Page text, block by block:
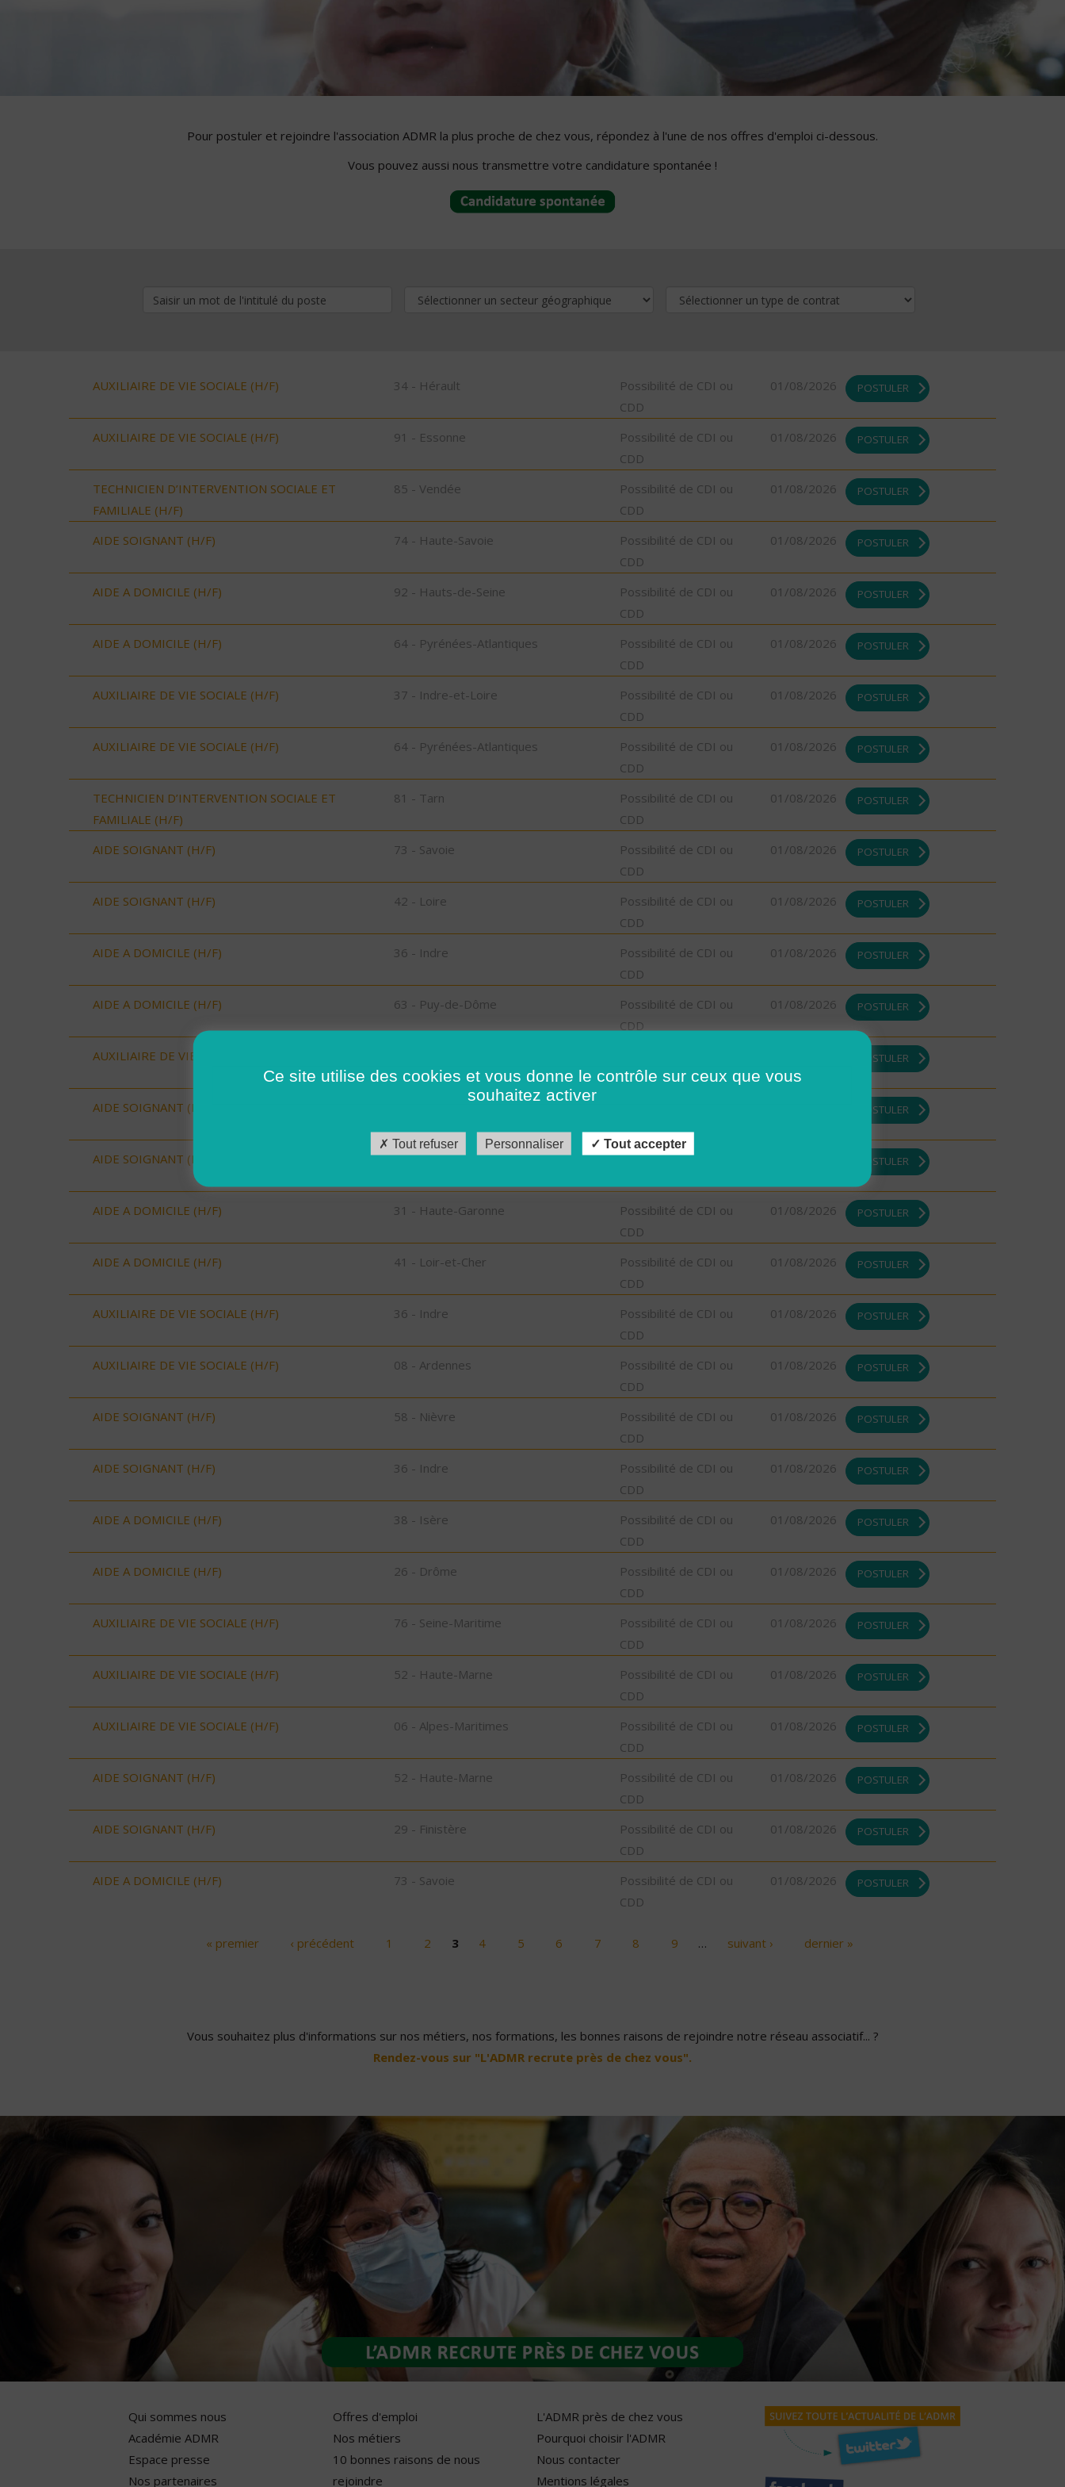
Pour postuler et rejoindre l'association ADMR la plus proche de chez vous, répondez à l'une de nos offres d'emploi ci-dessous.
Vous pouvez aussi nous transmettre votre candidature spontanée !
AUXILIAIRE DE VIE SOCIALE (H/F) 34 - Hérault
Possibilité de CDI ou
CDD
01/08/2026 POSTULER
AUXILIAIRE DE VIE SOCIALE (H/F) 91 - Essonne
Possibilité de CDI ou
CDD
01/08/2026 POSTULER
TECHNICIEN D’INTERVENTION SOCIALE ET
FAMILIALE (H/F)
85 - Vendée
Possibilité de CDI ou
CDD
01/08/2026 POSTULER
AIDE SOIGNANT (H/F) 74 - Haute-Savoie
Possibilité de CDI ou
CDD
01/08/2026 POSTULER
AIDE A DOMICILE (H/F) 92 - Hauts-de-Seine
Possibilité de CDI ou
CDD
01/08/2026 POSTULER
AIDE A DOMICILE (H/F) 64 - Pyrénées-Atlantiques
Possibilité de CDI ou
CDD
01/08/2026 POSTULER
AUXILIAIRE DE VIE SOCIALE (H/F) 37 - Indre-et-Loire
Possibilité de CDI ou
CDD
01/08/2026 POSTULER
AUXILIAIRE DE VIE SOCIALE (H/F) 64 - Pyrénées-Atlantiques
Possibilité de CDI ou
CDD
01/08/2026 POSTULER
TECHNICIEN D’INTERVENTION SOCIALE ET
FAMILIALE (H/F)
81 - Tarn
Possibilité de CDI ou
CDD
01/08/2026 POSTULER
AIDE SOIGNANT (H/F) 73 - Savoie
Possibilité de CDI ou
CDD
01/08/2026 POSTULER
AIDE SOIGNANT (H/F) 42 - Loire
Possibilité de CDI ou
CDD
01/08/2026 POSTULER
AIDE A DOMICILE (H/F) 36 - Indre
Possibilité de CDI ou
CDD
01/08/2026 POSTULER
AIDE A DOMICILE (H/F) 63 - Puy-de-Dôme
Possibilité de CDI ou
CDD
01/08/2026 POSTULER
AUXILIAIRE DE VIE SOCIALE (H/F)
CDD
POSTULER
AIDE SOIGNANT (H/F)
CDD
POSTULER
AIDE SOIGNANT (H/F) 38 - Isère
Possibilité de CDI ou
POSTULER
AIDE A DOMICILE (H/F) 31 - Haute-Garonne
Possibilité de CDI ou
CDD
01/08/2026 POSTULER
AIDE A DOMICILE (H/F) 41 - Loir-et-Cher
Possibilité de CDI ou
CDD
01/08/2026 POSTULER
AUXILIAIRE DE VIE SOCIALE (H/F) 36 - Indre
Possibilité de CDI ou
CDD
01/08/2026 POSTULER
AUXILIAIRE DE VIE SOCIALE (H/F) 08 - Ardennes
Possibilité de CDI ou
CDD
01/08/2026 POSTULER
AIDE SOIGNANT (H/F) 58 - Nièvre
Possibilité de CDI ou
CDD
01/08/2026 POSTULER
AIDE SOIGNANT (H/F) 36 - Indre
Possibilité de CDI ou
CDD
01/08/2026 POSTULER
AIDE A DOMICILE (H/F) 38 - Isère
Possibilité de CDI ou
CDD
01/08/2026 POSTULER
AIDE A DOMICILE (H/F) 26 - Drôme
Possibilité de CDI ou
CDD
01/08/2026 POSTULER
AUXILIAIRE DE VIE SOCIALE (H/F) 76 - Seine-Maritime
Possibilité de CDI ou
CDD
01/08/2026 POSTULER
AUXILIAIRE DE VIE SOCIALE (H/F) 52 - Haute-Marne
Possibilité de CDI ou
CDD
01/08/2026 POSTULER
AUXILIAIRE DE VIE SOCIALE (H/F) 06 - Alpes-Maritimes
Possibilité de CDI ou
CDD
01/08/2026 POSTULER
AIDE SOIGNANT (H/F) 52 - Haute-Marne
Possibilité de CDI ou
CDD
01/08/2026 POSTULER
AIDE SOIGNANT (H/F) 29 - Finistère
Possibilité de CDI ou
CDD
01/08/2026 POSTULER
AIDE A DOMICILE (H/F) 73 - Savoie
Possibilité de CDI ou
CDD
01/08/2026 POSTULER
« premier ‹ précédent 1 2 3 4 5 6 7 8 9 … suivant › dernier »
Vous souhaitez plus d'informations sur nos métiers, nos formations, les bonnes raisons de rejoindre notre réseau associatif... ?
Rendez-vous sur "L'ADMR recrute près de chez vous".
Qui sommes nous
Académie ADMR
Espace presse
Nos partenaires
Offres d'emploi
Nos métiers
10 bonnes raisons de nous
rejoindre
L'ADMR près de chez vous
Pourquoi choisir l'ADMR
Nous contacter
Mentions légales
Ce site utilise des cookies et vous donne le contrôle sur ceux que vous
souhaitez activer
Tout refuser Personnaliser Tout accepter